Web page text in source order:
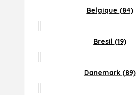
Belgique (84)
Bresil (19)
Danemark (89)